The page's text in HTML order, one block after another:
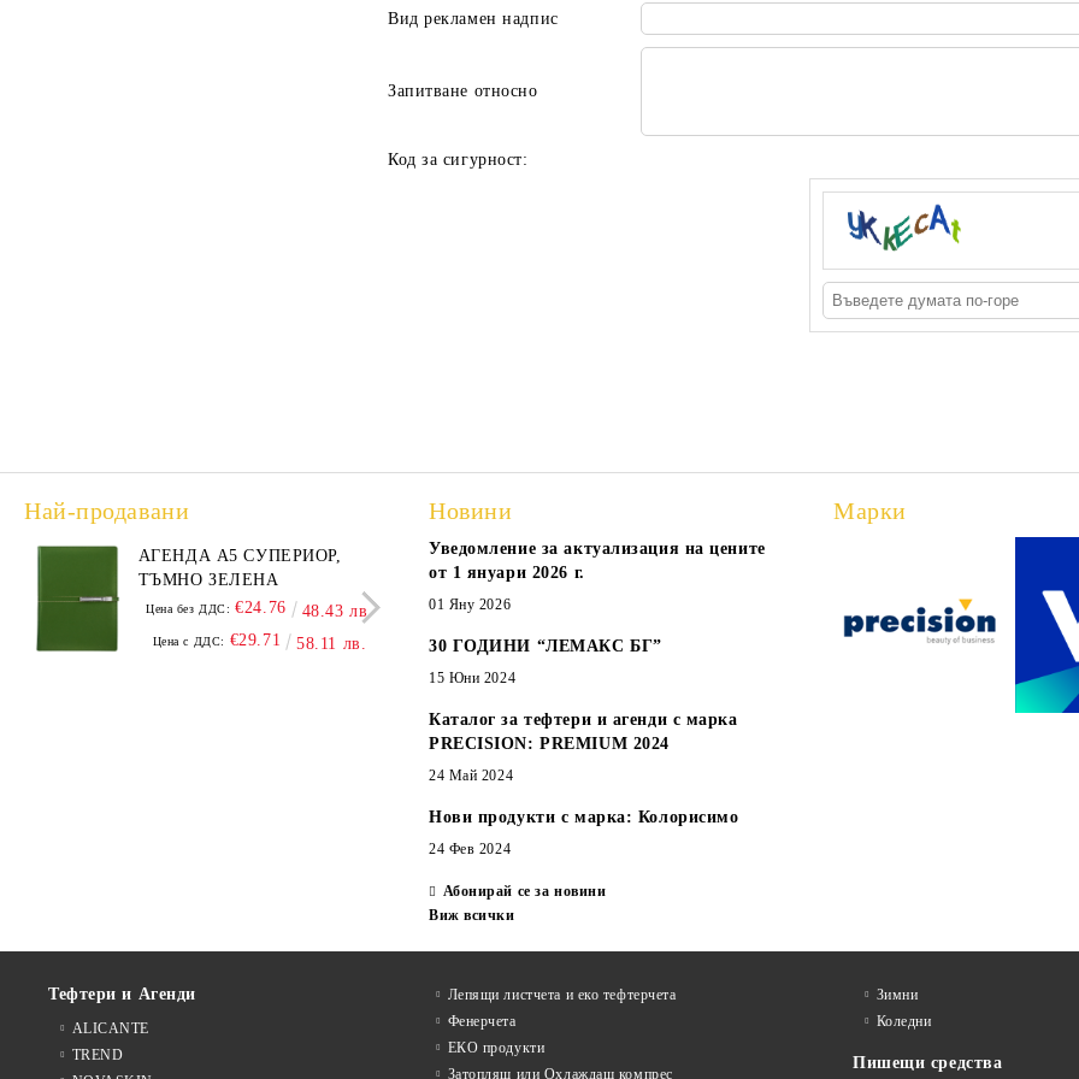
Вид рекламен надпис
Запитване относно
Код за сигурност:
Най-продавани
АГЕНДА А5 СУПЕРИОР,
ТЪМНО ЗЕЛЕНА
Цена без ДДС: €24.76 48.43 лв.
Цена с ДДС: €29.71 58.11 лв.
АГЕНДА С МЕХАНИЗЪМ
А5, ТЪМНО СИНЯ
Цена без ДДС:
Цена с ДДС: €27.19 53.18 лв.
Цена без ДДС: €18.60 36.38
Цена с ДДС: €22.32 43.65
Новини
Уведомление за актуализация на цените
от 1 януари 2026 г.
01 Яну 2026
30 ГОДИНИ “ЛЕМАКС БГ”
15 Юни 2024
Каталог за тефтери и агенди с марка
PRECISION: PREMIUM 2024
24 Май 2024
Нови продукти с марка: Колорисимо
24 Фев 2024
Абонирай се за новини
Виж всички
Марки
Тефтери и Агенди
ALICANTE
TREND
Лепящи листчета и еко тефтeрчета
Фенерчета
ЕКО продукти
Затоплящ или Охлаждащ компрес
Зимни
Коледни
Пишещи средства